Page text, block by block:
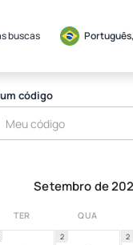
buscas
código
Setembro de
TER QUA
2 2